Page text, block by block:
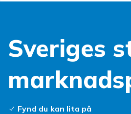
Sveriges
Fynd du kan lita på